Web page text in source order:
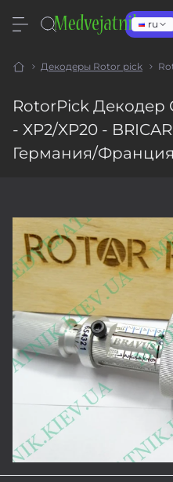
ru
Декодеры Rotor pick
RotorPick Декодер
- XP2/XP20 -
Германия/